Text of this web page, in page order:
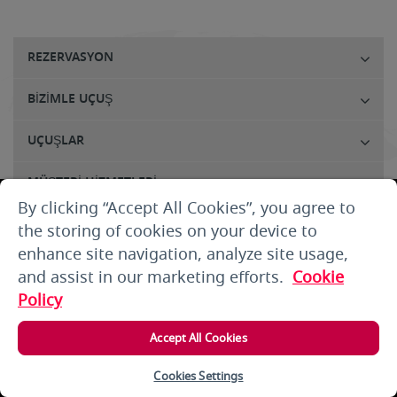
REZERVASYON
BIZIMLE UÇUŞ
UÇUŞLAR
MÜŞTERI HIZMETLERI
HAKKIMIZDA
ŞARTLAR VE KOŞULLAR
GIRIŞ YAPIN
By clicking “Accept All Cookies”, you agree to
the storing of cookies on your device to
enhance site navigation, analyze site usage,
and assist in our marketing efforts. Cookie
Policy
Accept All Cookies
Cookies Settings